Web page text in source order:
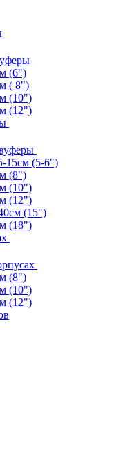
(6")
( 8")
(10")
(12")
15см (5-6")
(8")
(10")
(12")
(15")
(18")
(8")
(10")
(12")